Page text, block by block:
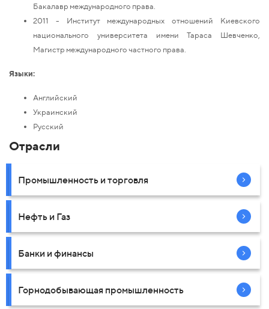
Бакалавр международного права.
2011 - Институт международных отношений Киевского
национального университета имени Тараса Шевченко,
Магистр международного частного права.
Языки:
Английский
Украинский
Русский
Отрасли
Промышленность и торговля
Нефть и Газ
Банки и финансы
Горнодобывающая промышленность